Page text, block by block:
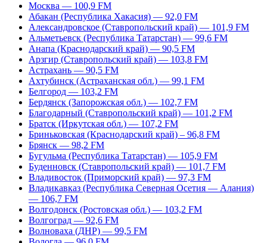
Москва — 100,9 FM
Абакан (Республика Хакасия) — 92,0 FM
Александровское (Ставропольский край) — 101,9 FM
Альметьевск (Республика Татарстан) — 99,6 FM
Анапа (Краснодарский край) — 90,5 FM
Арзгир (Ставропольский край) — 103,8 FM
Астрахань — 90,5 FM
Ахтубинск (Астраханская обл.) — 99,1 FM
Белгород — 103,2 FM
Бердянск (Запорожская обл.) — 102,7 FM
Благодарный (Ставропольский край) — 101,2 FM
Братск (Иркутская обл.) — 107,2 FM
Бриньковская (Краснодарский край) – 96,8 FM
Брянск — 98,2 FM
Бугульма (Республика Татарстан) — 105,9 FM
Буденновск (Ставропольский край) — 101,7 FM
Владивосток (Приморский край) — 97,3 FM
Владикавказ (Республика Северная Осетия — Алания)
— 106,7 FM
Волгодонск (Ростовская обл.) — 103,2 FM
Волгоград — 92,6 FM
Волноваха (ДНР) — 99,5 FM